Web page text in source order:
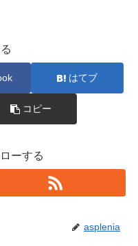
はてブ
コピー
ーする
asplenia